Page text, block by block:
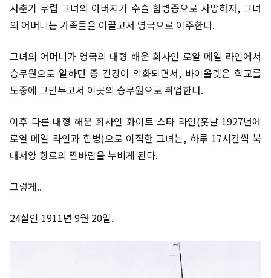
사춘기 무렵 그녀의 아버지가 수슬 합병증으로 사망하자, 그녀
의 어머니는 가족들을 이끌고서 영국으로 이주한다.
그녀의 어머니가 영국의 대형 해운 회사인 로얄 메일 라인에서
승무원으로 일하던 중 건강이 악화되면서, 바이올렛은 학교를
도중에 그만두고서 이곳의 승무원으로 취업한다.
이후 다른 대형 해운 회사인 화이트 스타 라인(훗날 1927년에
로열 메일 라인과 합병)으로 이직한 그녀는, 하루 17시간씩 북
대서양 항로의 짠바람을 누비게 된다.
그렇게..
24살인 1911년 9월 20일.